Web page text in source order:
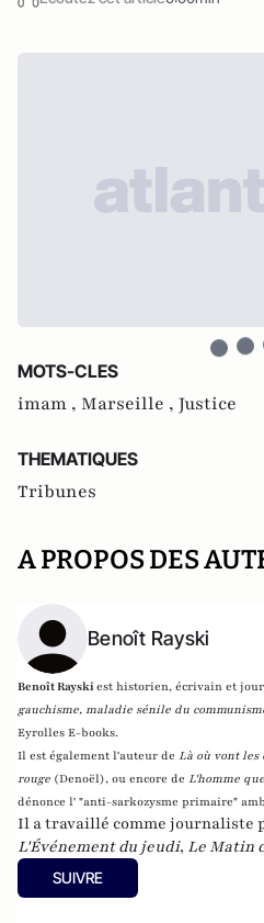
MOTS-CLES
imam , Marseille , Justice
THEMATIQUES
Tribunes
A PROPOS DES
Benoît Rayski
Benoît Rayskiest historien, écrivain et
gauchisme, maladie sénile du
Eyrolles E-books.
Il est également l'auteur de Là où vont les
rouge (Denoël), ou encore de L'homme
dénonce l' "anti-sarkozysme primaire"
Il a travaillé comme journaliste
L'Événement du jeudi, Le Matin
SUIVRE